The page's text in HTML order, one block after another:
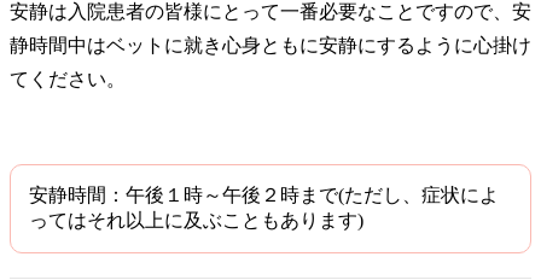
安静は入院患者の皆様にとって一番必要なことですので、安
静時間中はベットに就き心身ともに安静にするように心掛け
てください。
安静時間：午後１時～午後２時まで(ただし、症状によ
ってはそれ以上に及ぶこともあります)